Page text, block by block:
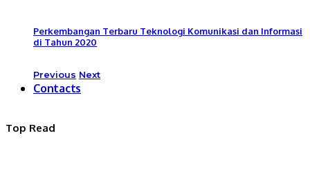
Perkembangan Terbaru Teknologi Komunikasi dan Informasi
di Tahun 2020
Previous Next
Contacts
Top Read